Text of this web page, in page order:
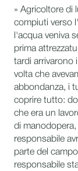
» Agricoltore di
compiuti verso
l'acqua veniva
prima
tardi arrivarono
volta che
abbondanza, i
coprire tutto:
che era un
di manodopera,
responsabile
parte del
responsabile